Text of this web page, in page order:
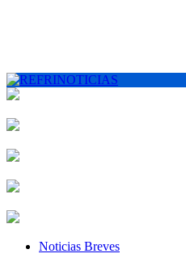
Noticias Breves